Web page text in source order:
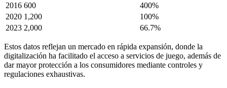
2016 600
400%
2020 1,200
100%
2023 2,000 66.7%
Estos datos reflejan un mercado en rápida expansión, donde la
digitalización ha facilitado el acceso a servicios de juego, además de
dar mayor protección a los consumidores mediante controles y
regulaciones exhaustivas.